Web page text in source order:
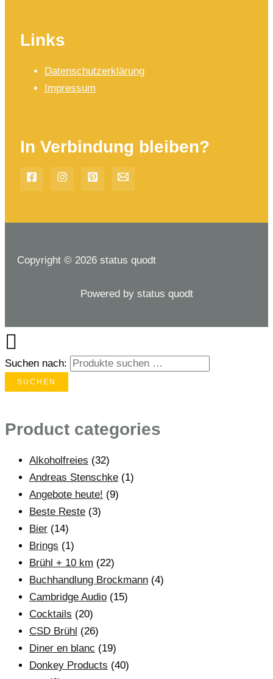
Links
Datenschutzerklärung
Impressum
In Verbindung bleiben?
Copyright © 2026 status quodt
Powered by status quodt
Suchen nach:
SUCHEN
Product categories
Alkoholfreies (32)
Andreas Stenschke (1)
Angebote heute! (9)
Beste Reste (3)
Bier (14)
Brings (1)
Brühl + 10 km (22)
Buchhandlung Brockmann (4)
Cambridge Audio (15)
Cocktails (20)
CSD Brühl (26)
Diner en blanc (19)
Donkey Products (40)